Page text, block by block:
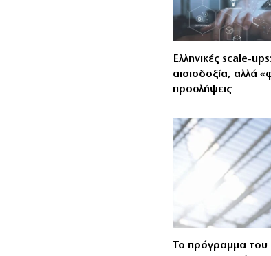
Ελληνικές scale-
αισιοδοξία, αλλά
προσλήψεις
Το πρόγραμμα του